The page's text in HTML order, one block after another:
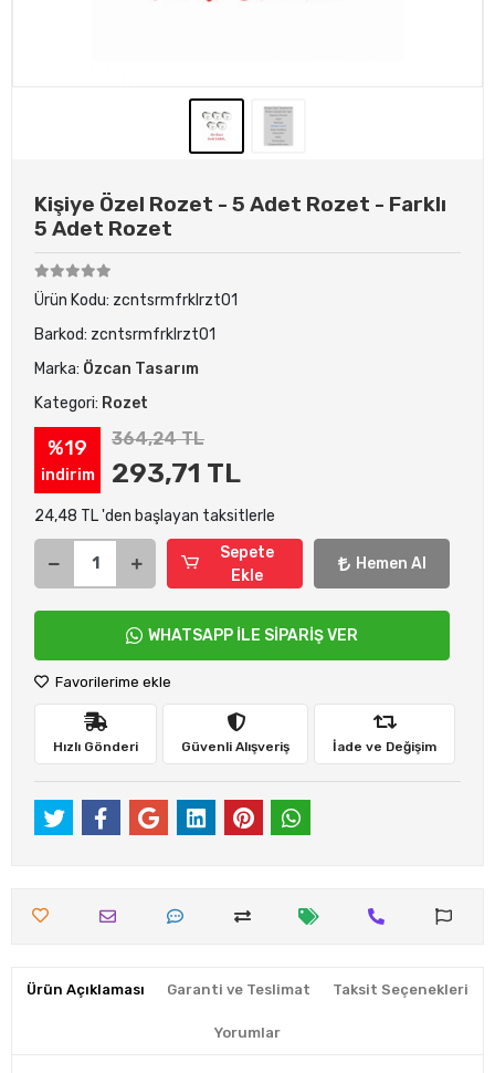
Kişiye Özel Rozet - 5 Adet Rozet - Farklı
5 Adet Rozet
Ürün Kodu: zcntsrmfrklrzt01
Barkod: zcntsrmfrklrzt01
Marka: Özcan Tasarım
Kategori: Rozet
%19
indirim
364,24 TL
293,71 TL
24,48 TL 'den başlayan taksitlerle
Sepete
Ekle
Hemen Al
WHATSAPP İLE SİPARİŞ VER
Favorilerime ekle
Hızlı Gönderi Güvenli Alışveriş İade ve Değişim
Ürün Açıklaması Garanti ve Teslimat Taksit Seçenekleri
Yorumlar